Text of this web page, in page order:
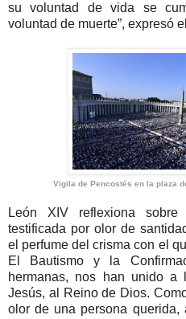
su voluntad de vida se
voluntad de muerte”, expresó
Vigila de Pencostés en la plaza
León XIV reflexiona
testificada por olor de
el perfume del crisma con el
El Bautismo y la
hermanas, nos han unido a
Jesús, al Reino de Dios.
olor de una persona querida,